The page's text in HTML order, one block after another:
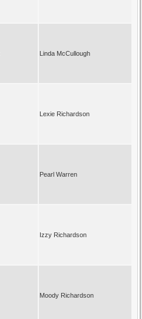
Linda McCullough
Lexie Richardson
Pearl Warren
Izzy Richardson
Moody Richardson